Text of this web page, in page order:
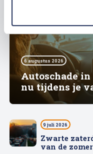
6 augustus 2026
Autoschade
nu tijdens je
9 juli 2026
Zwarte
van de